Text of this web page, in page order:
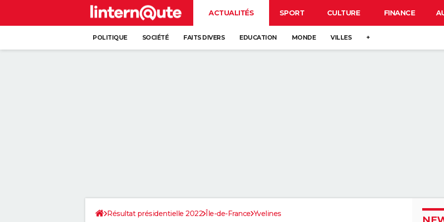
ACTUALITÉS SPORT CULTURE FINANCE
POLITIQUE SOCIÉTÉ FAITS DIVERS EDUCATION MONDE VILLES +
Résultat présidentielle 2022 Île-de-France Yvelines